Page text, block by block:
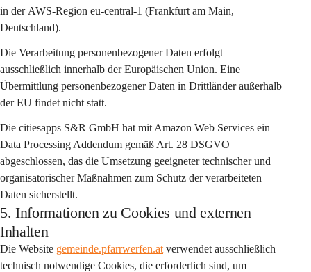
in der AWS-Region eu-central-1 (Frankfurt am Main,
Deutschland).
Die Verarbeitung personenbezogener Daten erfolgt
ausschließlich innerhalb der Europäischen Union. Eine
Übermittlung personenbezogener Daten in Drittländer außerhalb
der EU findet nicht statt.
Die citiesapps S&R GmbH hat mit Amazon Web Services ein
Data Processing Addendum gemäß Art. 28 DSGVO
abgeschlossen, das die Umsetzung geeigneter technischer und
organisatorischer Maßnahmen zum Schutz der verarbeiteten
Daten sicherstellt.
5. Informationen zu Cookies und externen
Inhalten
Die Website gemeinde.pfarrwerfen.at verwendet ausschließlich
technisch notwendige Cookies, die erforderlich sind, um